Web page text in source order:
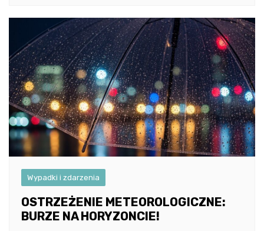
Wypadki i zdarzenia
OSTRZEŻENIE METEOROLOGICZNE:
BURZE NA HORYZONCIE!